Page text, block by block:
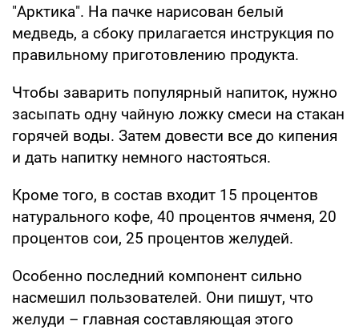
"Арктика". На пачке нарисован белый
медведь, а сбоку прилагается инструкция по
правильному приготовлению продукта.
Чтобы заварить популярный напиток, нужно
засыпать одну чайную ложку смеси на стакан
горячей воды. Затем довести все до кипения
и дать напитку немного настояться.
Кроме того, в состав входит 15 процентов
натурального кофе, 40 процентов ячменя, 20
процентов сои, 25 процентов желудей.
Особенно последний компонент сильно
насмешил пользователей. Они пишут, что
желуди – главная составляющая этого